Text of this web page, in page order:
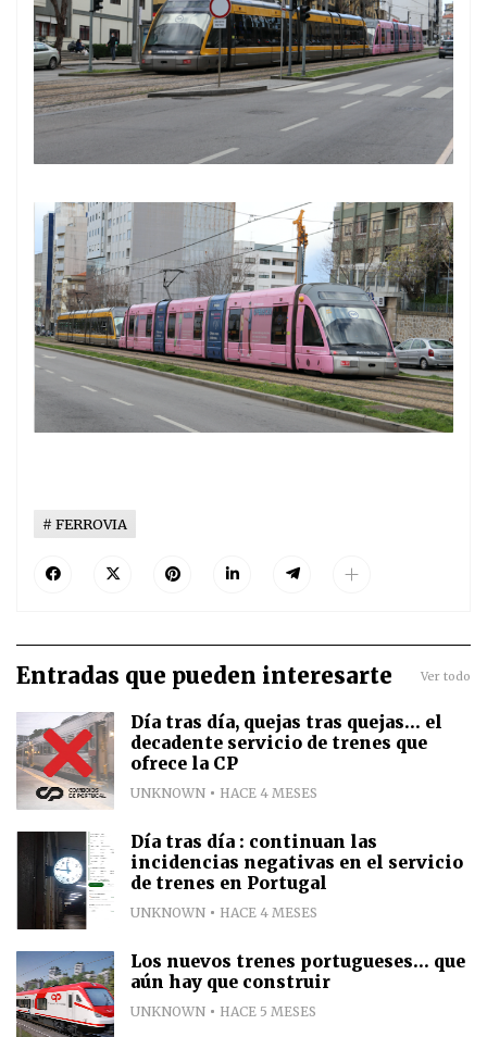
FERROVIA
Entradas que pueden interesarte Ver todo
Día tras día, quejas tras quejas... el
decadente servicio de trenes que
ofrece la CP
UNKNOWN HACE 4 MESES
Día tras día : continuan las
incidencias negativas en el servicio
de trenes en Portugal
UNKNOWN HACE 4 MESES
Los nuevos trenes portugueses... que
aún hay que construir
UNKNOWN HACE 5 MESES